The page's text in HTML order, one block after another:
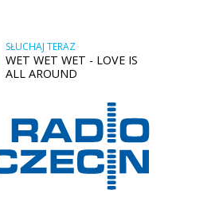
SŁUCHAJ TERAZ
WET WET WET - LOVE IS
ALL AROUND